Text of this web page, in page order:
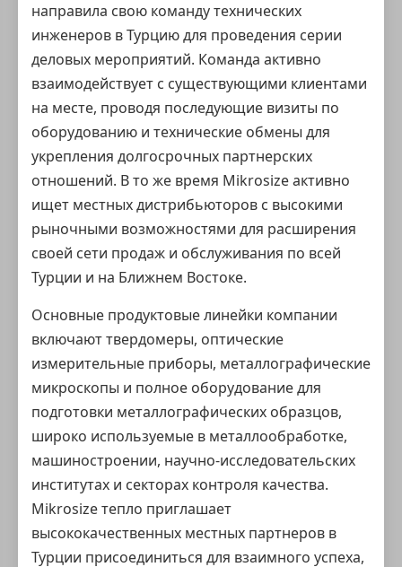
направила свою команду технических
инженеров в Турцию для проведения серии
деловых мероприятий. Команда активно
взаимодействует с существующими клиентами
на месте, проводя последующие визиты по
оборудованию и технические обмены для
укрепления долгосрочных партнерских
отношений. В то же время Mikrosize активно
ищет местных дистрибьюторов с высокими
рыночными возможностями для расширения
своей сети продаж и обслуживания по всей
Турции и на Ближнем Востоке.
Основные продуктовые линейки компании
включаюттвердомеры, оптические
измерительные приборы, металлографические
микроскопы и полное оборудование для
подготовки металлографических образцов,
широко используемые в металлообработке,
машиностроении, научно-исследовательских
институтах и секторах контроля качества.
Mikrosize тепло приглашает
высококачественных местных партнеров в
Турции присоединиться для взаимного успеха,